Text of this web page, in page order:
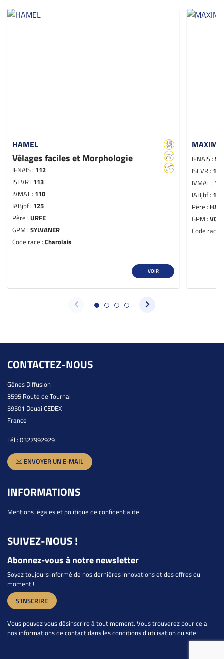
HAMEL
Vêlages faciles et Morphologie
IFNAIS : 112
ISEVR : 113
IVMAT : 110
IABjbf : 125
Père : URFE
GPM : SYLVANER
Code race : Charolais
VOIR
IFNAIS :93
ISEVR : 123
IVMAT :
IABjbf : 124
Père :
GPM :
Code race
CONTACTEZ-NOUS
Gènes Diffusion
3595 Route de Tournai
59501 Douai CEDEX
France
Tél : 0327992929
ENVOYER UN E-MAIL
INFORMATIONS
Mentions légales et politique de confidentialité
SUIVEZ-NOUS !
Abonnez-vous à notre newsletter
Soyez toujours informé de nos dernières innovations et des offres du
moment !
S'INSCRIRE
Vous pouvez vous désinscrire à tout moment. Vous trouverez pour cela
nos informations de contact dans les conditions d'utilisation du site.